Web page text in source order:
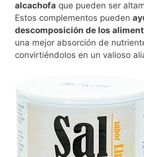
alcachofa que pueden ser
Estos complementos pueden
descomposición de los
una mejor absorción de
convirtiéndolos en un valioso